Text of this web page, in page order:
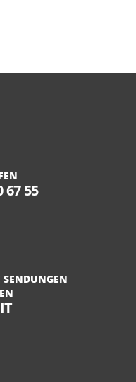
67 55